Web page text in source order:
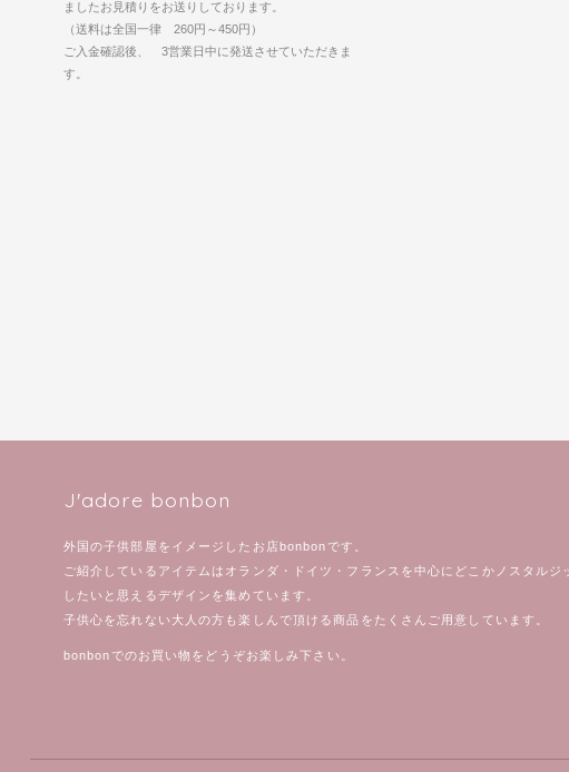
ましたお見積りをお送りしております。
（送料は全国一律 260円～450円）
ご入金確認後、 3営業日中に発送させていただきま
す。
J'adore bonbon
外国の子供部屋をイメージしたお店bonbonです。
ご紹介しているアイテムはオランダ・ドイツ・フランスを中心にどこかノスタルジ
したいと思えるデザインを集めています。
子供心を忘れない大人の方も楽しんで頂ける商品をたくさんご用意しています。
bonbonでのお買い物をどうぞお楽しみ下さい。